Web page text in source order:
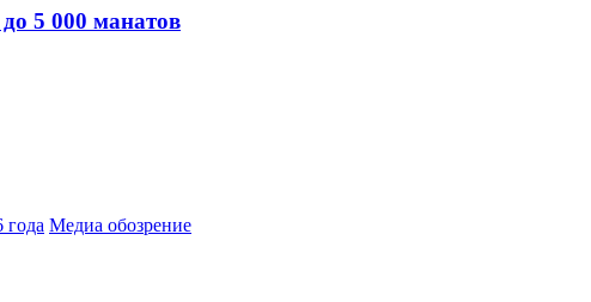
5 000 манатов
Медиа обозрение